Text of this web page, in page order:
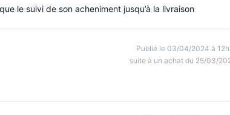
le suivi de son acheniment jusqu’à la livraison
Publié le 03/04/2024 à
suite à un achat du 25/03/